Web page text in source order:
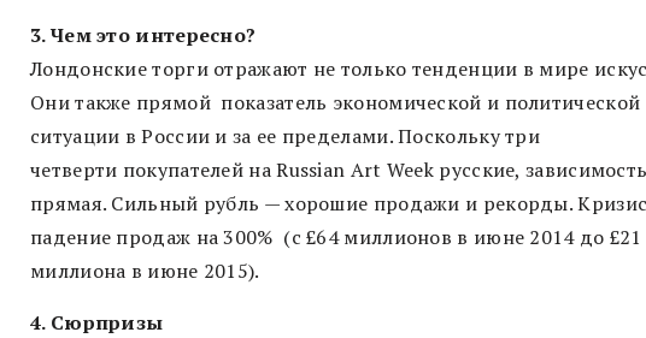
3. Чем это интересно?
Лондонские торги отражают не только тенденции в мире
Они также прямой показатель экономической и политической
ситуации в России и за ее пределами. Поскольку три
четверти покупателей на Russian Art Week русские, зависимость
прямая. Сильный рубль — хорошие продажи и рекорды.
падение продаж на 300% (c £64 миллионов в июне 2014 до £21
миллиона в июне 2015).
4. Сюрпризы